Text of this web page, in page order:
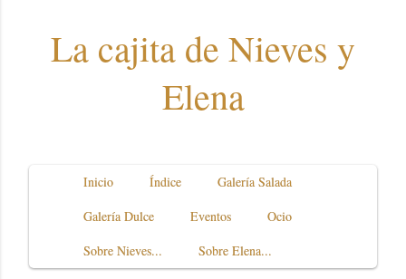
La cajita de Nieves y
Elena
Inicio Índice
Galería Salada
Galería Dulce
Eventos
Ocio
Sobre Nieves...
Sobre Elena...